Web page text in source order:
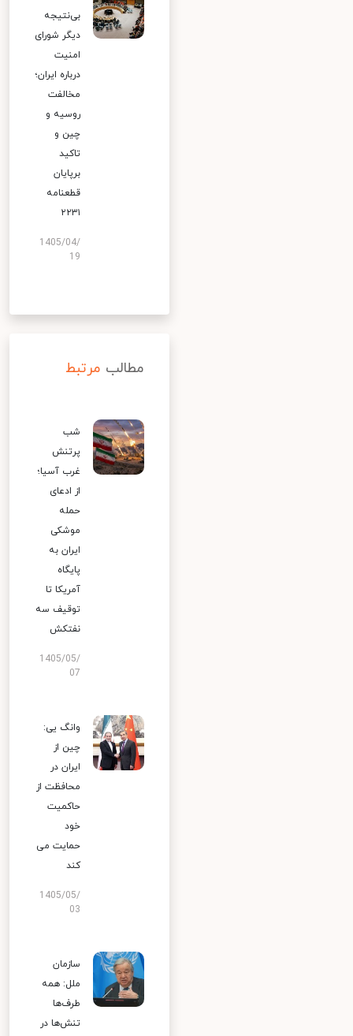
بی‌نتیجه
دیگر شورای
امنیت
درباره ایران؛
مخالفت
روسیه و
چین و
تاکید
برپایان
قطعنامه
۲۲۳۱
1405/04/
19
مطالب مرتبط
شب
پرتنش
غرب آسیا؛
از ادعای
حمله
موشکی
ایران به
پایگاه
آمریکا تا
توقیف سه
نفتکش
1405/05/
07
وانگ یی:
چین از
ایران در
محافظت از
حاکمیت
خود
حمایت می
کند
1405/05/
03
سازمان
ملل: همه
طرف‌ها
تنش‌ها در